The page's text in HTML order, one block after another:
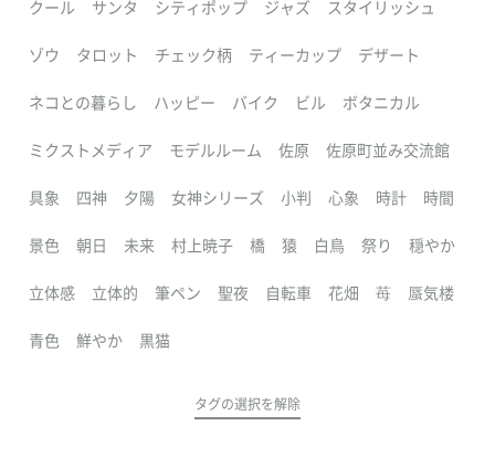
クール サンタ シティポップ ジャズ スタイリッシュ
ゾウ タロット チェック柄 ティーカップ デザート
ネコとの暮らし ハッピー バイク ビル ボタニカル
ミクストメディア モデルルーム 佐原 佐原町並み交流館
具象 四神 夕陽 女神シリーズ 小判 心象 時計 時間
景色 朝日 未来 村上暁子 橋 猿 白鳥 祭り 穏やか
立体感 立体的 筆ペン 聖夜 自転車 花畑 苺 蜃気楼
青色 鮮やか 黒猫
タグの選択を解除